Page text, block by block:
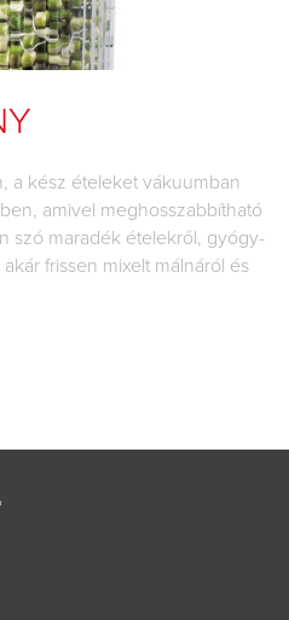
a kész ételeket vákuumban
amivel meghosszabbítható
szó maradék ételekről, gyógy-
frissen mixelt málnáról és